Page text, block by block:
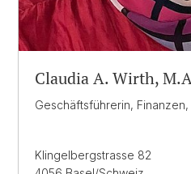
Claudia A. Wirth,
Geschäftsführerin, Finanzen,
Klingelbergstrasse 82